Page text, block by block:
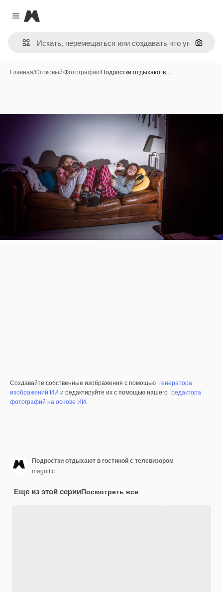
Close menu
Magnific
Поиск
Главная/Стоковый/Фотографии/Подростки отдыхают в…
Создавайте собственные изображения с помощью генератора
изображений ИИ и редактируйте их с помощью нашего редактора
фотографий на основе ИИ.
Подростки отдыхают в гостиной с телевизором
magnific
Еще из этой серииПосмотреть все